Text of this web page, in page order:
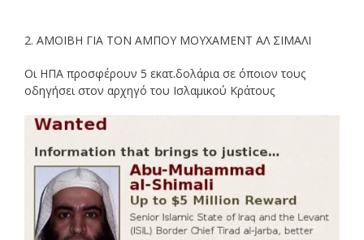
2. ΑΜΟΙΒΗ ΓΙΑ ΤΟΝ ΑΜΠΟΥ ΜΟΥΧΑΜΕΝΤ ΑΛ ΣΙΜΑΛΙ
Οι ΗΠΑ προσφέρουν 5 εκατ.δολάρια σε όποιον τους
οδηγήσει στον αρχηγό του Ισλαμικού Κράτους